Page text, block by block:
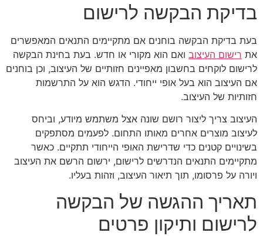
בדיקת הבקשה לרישום
בעת בדיקת הבקשה בוחנים אם מתקיימים התנאים המאפשרים
את רישום העיצוב ואם הוא מקורי או חדש. בעת בחינת הבקשה
לרישום לוקחים בחשבון מאפיינים חזותיים של העיצוב, וכן בוחנים
אם העיצוב הוא בעל אופי ייחודי. הדגש הוא על התרשמות
חזותיות של העיצוב.
העיצוב צריך ליצור רושם שונה אצל משתמש מיודע, וביחס
לעיצוב מוצרים אחרים מאותו התחום. לפעמים מסתפקים
בשינויים קטנים כדי שדרישת האופי הייחודי תתקיים. כאשר
מתקיימים התנאים הנדרשים לרישום, ירשום הרשם את העיצוב
ויורה על פרסומו, תוך תיאור העיצוב, וזהות בעליו.
תאריך ההגשה של הבקשה
לרישום ותיקון פרטים